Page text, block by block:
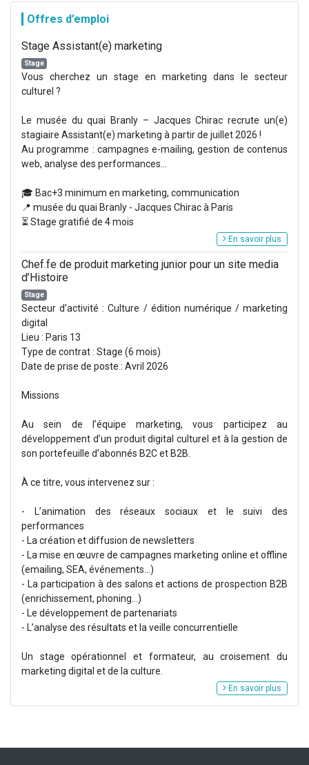
Offres d’emploi
Stage Assistant(e) marketing
Stage
Vous cherchez un stage en marketing dans le secteur
culturel ?
Le musée du quai Branly – Jacques Chirac recrute un(e)
stagiaire Assistant(e) marketing à partir de juillet 2026 !
Au programme : campagnes e-mailing, gestion de contenus
web, analyse des performances...
🎓 Bac+3 minimum en marketing, communication
📍 musée du quai Branly - Jacques Chirac à Paris
⏳ Stage gratifié de 4 mois
En savoir plus
Chef.fe de produit marketing junior pour un site media
d’Histoire
Stage
Secteur d’activité : Culture / édition numérique / marketing
digital
Lieu : Paris 13
Type de contrat : Stage (6 mois)
Date de prise de poste : Avril 2026
Missions
Au sein de l’équipe marketing, vous participez au
développement d’un produit digital culturel et à la gestion de
son portefeuille d’abonnés B2C et B2B.
À ce titre, vous intervenez sur :
- L’animation des réseaux sociaux et le suivi des
performances
- La création et diffusion de newsletters
- La mise en œuvre de campagnes marketing online et offline
(emailing, SEA, événements…)
- La participation à des salons et actions de prospection B2B
(enrichissement, phoning...)
- Le développement de partenariats
- L’analyse des résultats et la veille concurrentielle
Un stage opérationnel et formateur, au croisement du
marketing digital et de la culture.
En savoir plus